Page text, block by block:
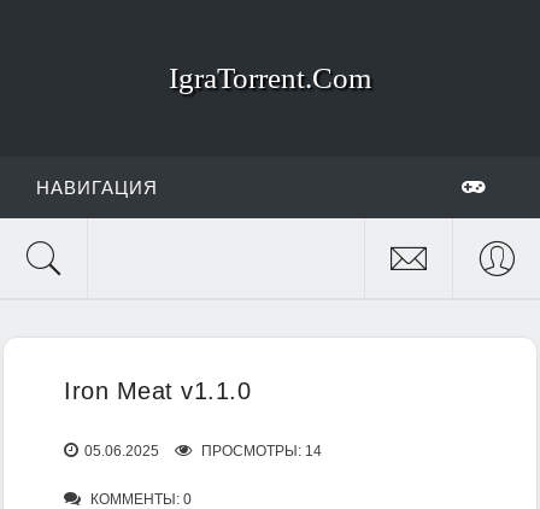
IgraTorrent.Com
НАВИГАЦИЯ
Iron Meat v1.1.0
05.06.2025 ПРОСМОТРЫ: 14
КОММЕНТЫ: 0